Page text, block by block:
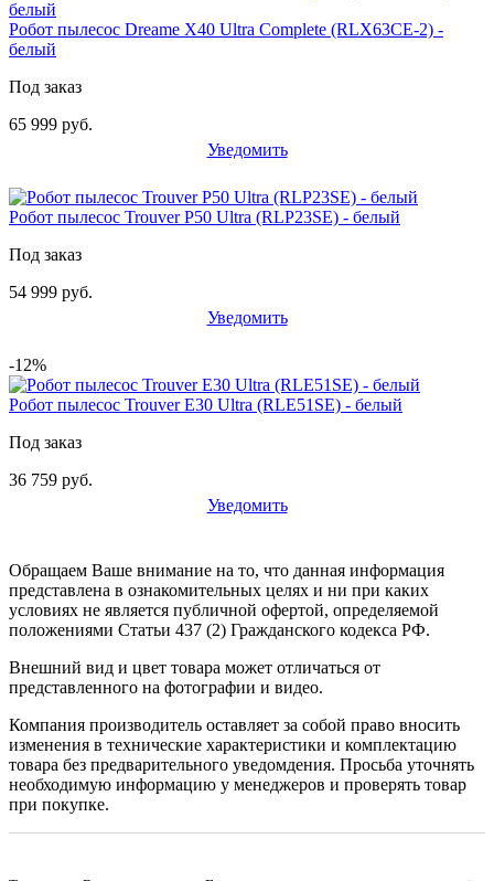
Робот пылесос Dreame X40 Ultra Complete (RLX63CE-2) -
белый
Под заказ
65 999 руб.
Уведомить
Робот пылесос Trouver P50 Ultra (RLP23SE) - белый
Под заказ
54 999 руб.
Уведомить
-12%
Робот пылесос Trouver E30 Ultra (RLE51SE) - белый
Под заказ
36 759 руб.
Уведомить
Обращаем Ваше внимание на то, что данная информация
представлена в ознакомительных целях и ни при каких
условиях не является публичной офертой, определяемой
положениями Статьи 437 (2) Гражданского кодекса РФ.
Внешний вид и цвет товара может отличаться от
представленного на фотографии и видео.
Компания производитель оставляет за собой право вносить
изменения в технические характеристики и комплектацию
товара без предварительного уведомдения. Просьба уточнять
необходимую информацию у менеджеров и проверять товар
при покупке.